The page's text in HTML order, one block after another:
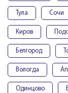
Тула Сочи
Киров
Белгород
Вологда
Одинцово